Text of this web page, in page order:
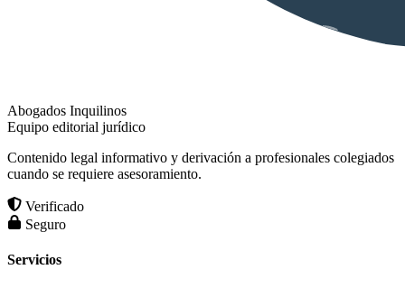
Abogados Inquilinos
Equipo editorial jurídico
Contenido legal informativo y derivación a profesionales colegiados
cuando se requiere asesoramiento.
Verificado
Seguro
Servicios